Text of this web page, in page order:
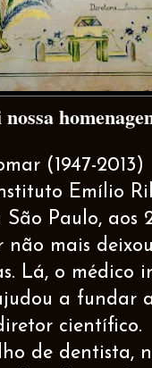
(1947-
Emílio
São Paulo, aos
mais
Lá, o médico
a fundar
científico.
de dentista,